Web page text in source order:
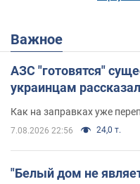
Важное
АЗС "готовятся"
украинцам
Как на заправках уже
7.08.2026 22:56 24,0 т.
"Белый дом не